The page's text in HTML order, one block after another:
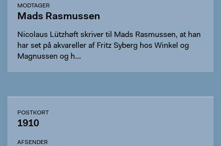
MODTAGER
Mads Rasmussen
Nicolaus Lützhøft skriver til Mads Rasmussen, at han
har set på akvareller af Fritz Syberg hos Winkel og
Magnussen og h…
POSTKORT
1910
AFSENDER